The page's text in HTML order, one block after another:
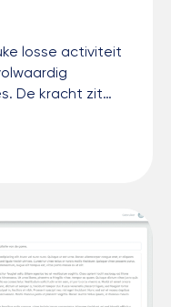
losse activiteit
De kracht zit…